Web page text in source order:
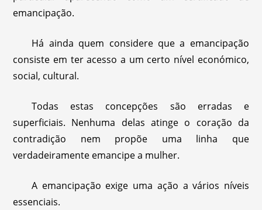
emancipação.
Há ainda quem considere que a emancipação
consiste em ter acesso a um certo nível económico,
social, cultural.
Todas estas concepções são erradas e
superficiais. Nenhuma delas atinge o coração da
contradição nem propõe uma linha que
verdadeiramente emancipe a mulher.
A emancipação exige uma ação a vários níveis
essenciais.